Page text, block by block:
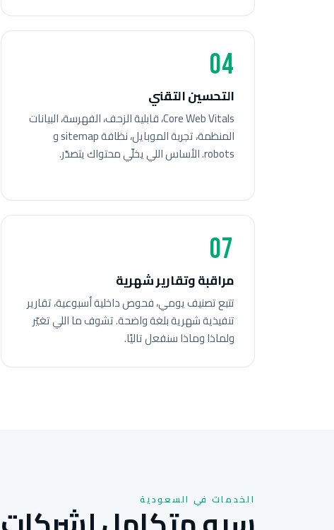
04
التحسين التقني
Core Web Vitals، قابلية الزحف، الفهرسة، البيانات
المنظمة، تجربة الموبايل، نظافة sitemap و
robots. الأساس اللي يخلّي محتواك يتصدّر.
07
مراقبة وتقارير شهرية
تتبع تصنيف يومي، فحوص داخلية أسبوعية، تقارير
تنفيذية شهرية بلغة واضحة. تشوف ما اللي تغيّر
ولماذا وماذا سنفعل تاليًا.
الخدمات في السعودية